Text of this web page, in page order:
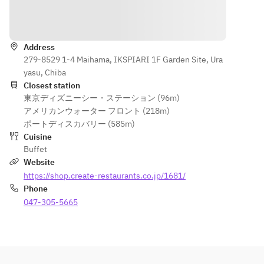
Address
279-8529 1-4 Maihama, IKSPIARI 1F Garden Site, Ura
yasu, Chiba
Closest station
東京ディズニーシー・ステーション (96m)
アメリカンウォーター フロント (218m)
ポートディスカバリー (585m)
Cuisine
Buffet
Website
https://shop.create-restaurants.co.jp/1681/
Phone
047-305-5665